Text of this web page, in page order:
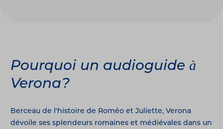
Pourquoi un audioguide à
Verona?
Berceau de l'histoire de Roméo et Juliette, Verona
dévoile ses splendeurs romaines et médiévales dans un